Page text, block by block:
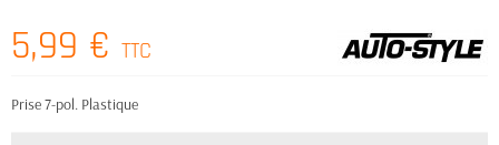
5,99 € TTC
Prise 7-pol. Plastique